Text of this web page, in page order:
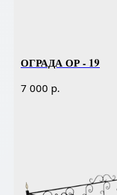
ОГРАДА ОР - 19
7 000 р.